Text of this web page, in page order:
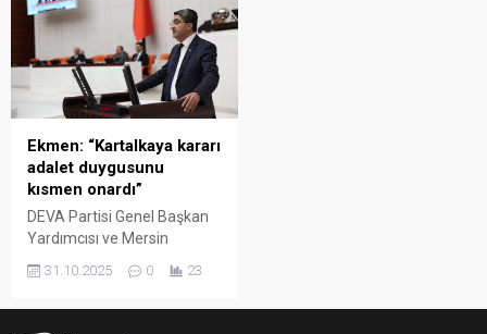
Ekmen: “Kartalkaya kararı
adalet duygusunu
kısmen onardı”
DEVA Partisi Genel Başkan
Yardımcısı ve Mersin
Milletvekili Mehmet Emin
Ekmen, Bolu Kartalkaya’da
31.10.2025 0 23